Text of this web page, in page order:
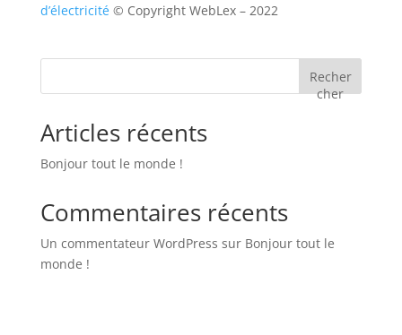
d’électricité© Copyright WebLex – 2022
Recher
cher
Articles récents
Bonjour tout le monde !
Commentaires récents
Un commentateur WordPress sur Bonjour tout le
monde !